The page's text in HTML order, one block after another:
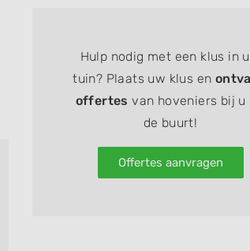
Hulp nodig met een klus in
tuin? Plaats uw klus en
offertes van hoveniers bij u
de buurt!
Offertes aanvragen